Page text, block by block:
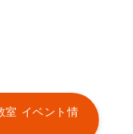
室 イベント情